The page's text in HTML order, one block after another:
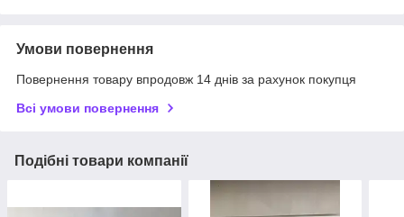
Умови повернення
Повернення товару впродовж 14 днів за рахунок покупця
Всі умови повернення
Подібні товари компанії